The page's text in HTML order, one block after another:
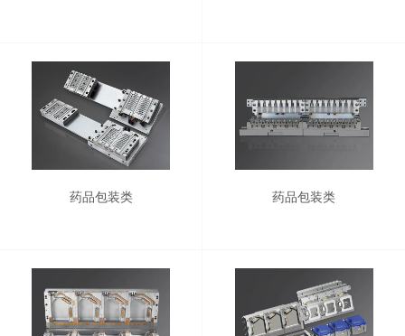
药品包装类 药品包装类